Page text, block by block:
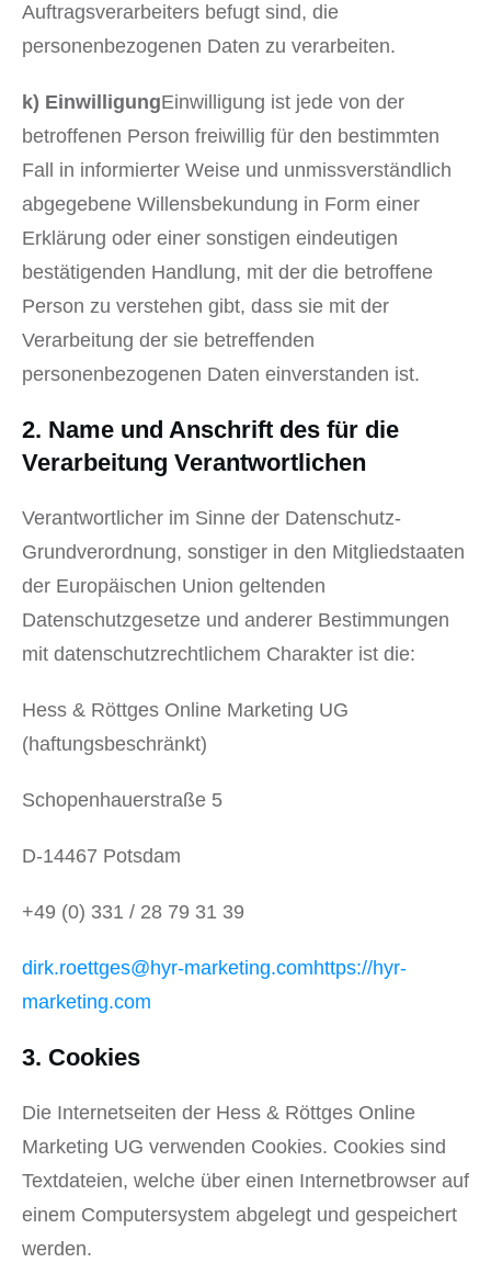
Auftragsverarbeiters befugt sind, die
personenbezogenen Daten zu verarbeiten.
k) EinwilligungEinwilligung ist jede von der
betroffenen Person freiwillig für den bestimmten
Fall in informierter Weise und unmissverständlich
abgegebene Willensbekundung in Form einer
Erklärung oder einer sonstigen eindeutigen
bestätigenden Handlung, mit der die betroffene
Person zu verstehen gibt, dass sie mit der
Verarbeitung der sie betreffenden
personenbezogenen Daten einverstanden ist.
2. Name und Anschrift des für die
Verarbeitung Verantwortlichen
Verantwortlicher im Sinne der Datenschutz-
Grundverordnung, sonstiger in den Mitgliedstaaten
der Europäischen Union geltenden
Datenschutzgesetze und anderer Bestimmungen
mit datenschutzrechtlichem Charakter ist die:
Hess & Röttges Online Marketing UG
(haftungsbeschränkt)
Schopenhauerstraße 5
D-14467 Potsdam
+49 (0) 331 / 28 79 31 39
dirk.roettges@hyr-marketing.comhttps://hyr-
marketing.com
3. Cookies
Die Internetseiten der Hess & Röttges Online
Marketing UG verwenden Cookies. Cookies sind
Textdateien, welche über einen Internetbrowser auf
einem Computersystem abgelegt und gespeichert
werden.